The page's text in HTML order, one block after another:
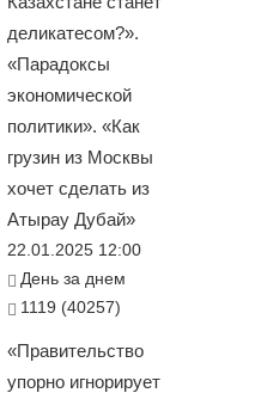
деликатесом?».
«Парадоксы
экономической
политики». «Как
грузин из Москвы
хочет сделать из
Атырау Дубай»
22.01.2025 12:00
День за днем
1119 (40257)
«Правительство
упорно игнорирует